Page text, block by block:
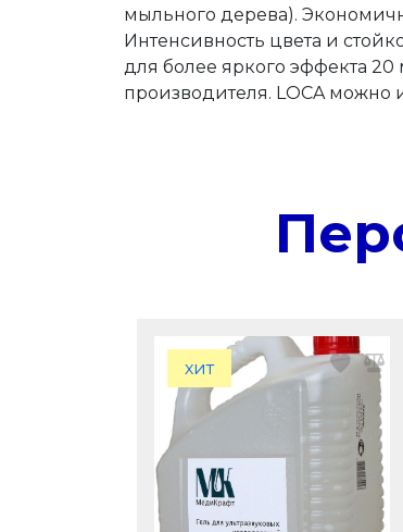
мыльного дерева).
Интенсивность цвета и
для более яркого эффекта
производителя. LOCA можно
хит